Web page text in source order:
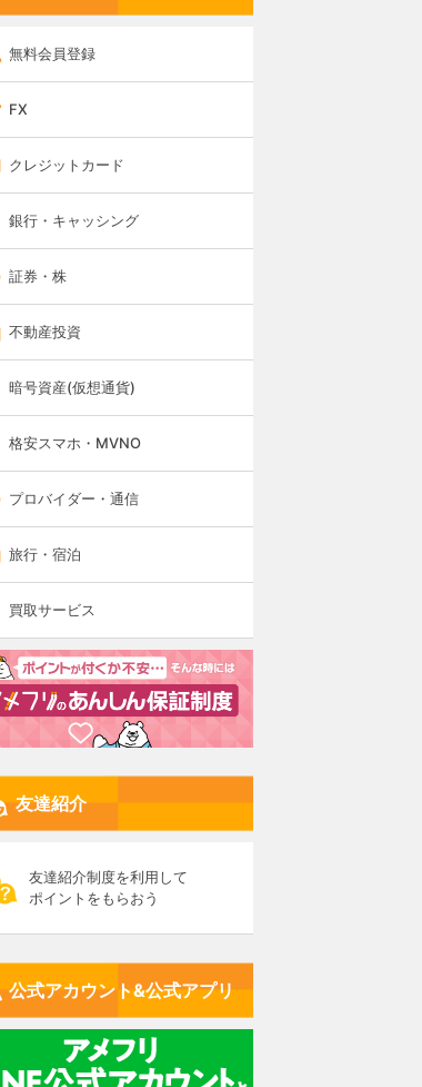
無料会員登録
FX
クレジットカード
銀行・キャッシング
証券・株
不動産投資
暗号資産(仮想通貨)
格安スマホ・MVNO
プロバイダー・通信
旅行・宿泊
買取サービス
友達紹介
友達紹介制度を利用して
ポイントをもらおう
公式アカウント&公式アプリ